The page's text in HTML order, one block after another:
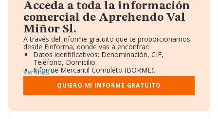
Acceda a toda la información
comercial de Aprehendo Val
Miñor Sl.
A través del informe gratuito que te proporcionamos
desde Einforma, donde vas a encontrar:
Datos identificativos: Denominación, CIF,
Teléfono, Domicilio.
Informe Mercantil Completo (BORME).
Gráficos de Evolución Ventas y Empleados.
Consejo de Administración y Administradores.
Directivos y Ejecutivos.
Ver más
QUIERO MI INFORME GRATUITO